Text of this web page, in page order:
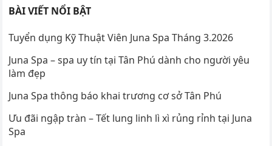
BÀI VIẾT NỔI BẬT
Tuyển dụng Kỹ Thuật Viên Juna Spa Tháng 3.2026
Juna Spa – spa uy tín tại Tân Phú dành cho người yêu
làm đẹp
Juna Spa thông báo khai trương cơ sở Tân Phú
Ưu đãi ngập tràn – Tết lung linh lì xì rủng rỉnh tại Juna
Spa